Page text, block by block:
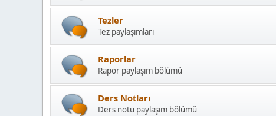
Tezler
Tez paylaşımları
Raporlar
Rapor paylaşım bölümü
Ders Notları
Ders notu paylaşım bölümü